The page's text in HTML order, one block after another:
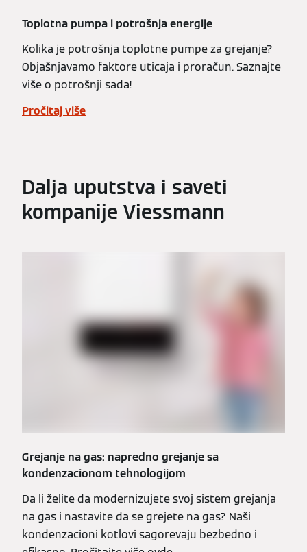
Toplotna pumpa i potrošnja energije
Kolika je potrošnja toplotne pumpe za grejanje?
Objašnjavamo faktore uticaja i proračun. Saznajte
više o potrošnji sada!
Pročitaj više
Dalja uputstva i saveti
kompanije Viessmann
Grejanje na gas: napredno grejanje sa
kondenzacionom tehnologijom
Da li želite da modernizujete svoj sistem grejanja
na gas i nastavite da se grejete na gas? Naši
kondenzacioni kotlovi sagorevaju bezbedno i